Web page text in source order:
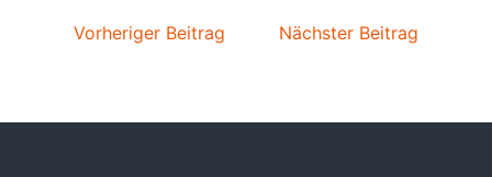
Vorheriger Beitrag Nächster Beitrag